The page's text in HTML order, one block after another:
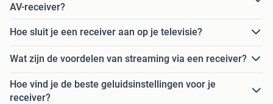
AV-receiver?
Hoe sluit je een receiver aan op je televisie?
Wat zijn de voordelen van streaming via een receiver?
Hoe vind je de beste geluidsinstellingen voor je
receiver?